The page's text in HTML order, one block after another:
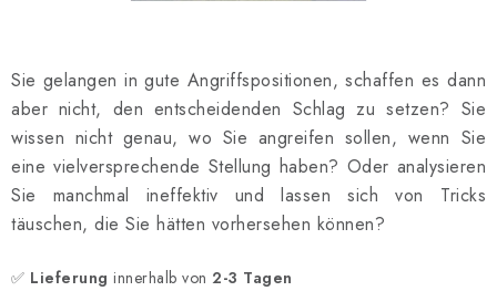
KONTAKT
Kontakt FAQ Über uns
Schachblog
Geschäftsbedingungen
Sie gelangen in gute Angriffspositionen, schaffen es dann
aber nicht, den entscheidenden Schlag zu setzen? Sie
wissen nicht genau, wo Sie angreifen sollen, wenn Sie
eine vielversprechende Stellung haben? Oder analysieren
Sie manchmal ineffektiv und lassen sich von Tricks
täuschen, die Sie hätten vorhersehen können?
✅ Lieferung innerhalb von 2-3 Tagen